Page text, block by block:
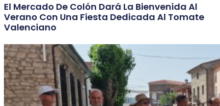
El Mercado De Colón Dará La Bienvenida Al
Verano Con Una Fiesta Dedicada Al Tomate
Valenciano